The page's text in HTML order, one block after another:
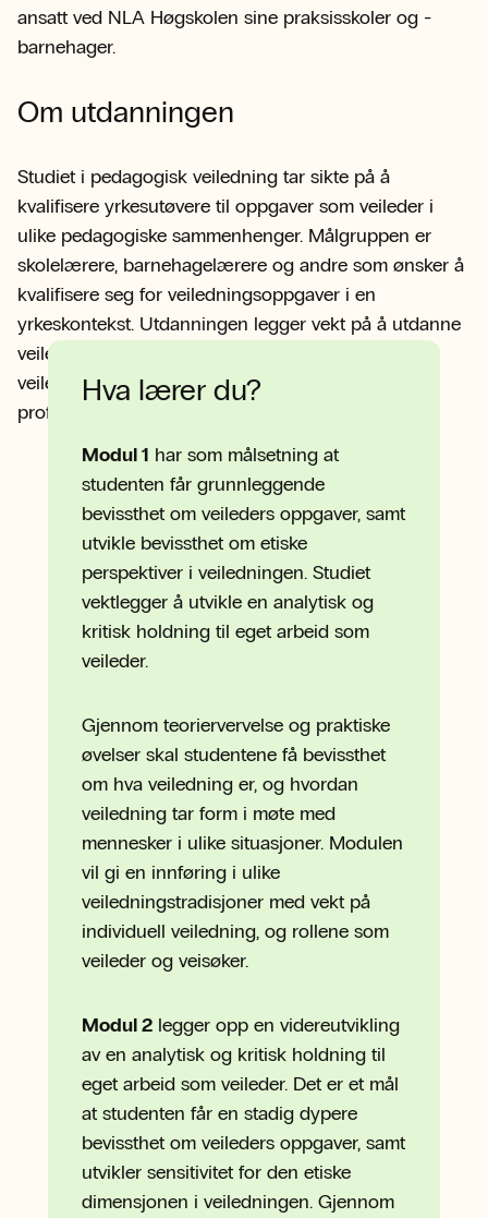
ansatt ved NLA Høgskolen sine praksisskoler og -
barnehager.
Om utdanningen
Studiet i pedagogisk veiledning tar sikte på å
kvalifisere yrkesutøvere til oppgaver som veileder i
ulike pedagogiske sammenhenger. Målgruppen er
skolelærere, barnehagelærere og andre som ønsker å
kvalifisere seg for veiledningsoppgaver i en
yrkeskontekst. Utdanningen legger vekt på å utdanne
veiledere som kan gi systematisk og kvalifisert
veiledning som bidrar til den veilededes egen
profesjonsutvikling i ulike yrkessammenhenger.
Hva lærer du?
Modul 1 har som målsetning at
studenten får grunnleggende
bevissthet om veileders oppgaver, samt
utvikle bevissthet om etiske
perspektiver i veiledningen. Studiet
vektlegger å utvikle en analytisk og
kritisk holdning til eget arbeid som
veileder.
Gjennom teoriervervelse og praktiske
øvelser skal studentene få bevissthet
om hva veiledning er, og hvordan
veiledning tar form i møte med
mennesker i ulike situasjoner. Modulen
vil gi en innføring i ulike
veiledningstradisjoner med vekt på
individuell veiledning, og rollene som
veileder og veisøker.
Modul 2 legger opp en videreutvikling
av en analytisk og kritisk holdning til
eget arbeid som veileder. Det er et mål
at studenten får en stadig dypere
bevissthet om veileders oppgaver, samt
utvikler sensitivitet for den etiske
dimensjonen i veiledningen. Gjennom